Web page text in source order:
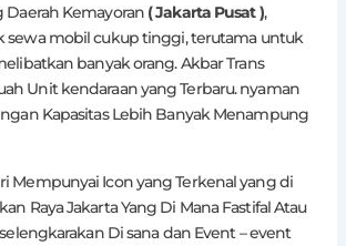
Daerah Kemayoran ( Jakarta Pusat ),
sewa mobil cukup tinggi, terutama untuk
banyak orang. Akbar Trans
Unit kendaraan yang Terbaru. nyaman
Kapasitas Lebih Banyak Menampung
Mempunyai Icon yang Terkenal yang di
Raya Jakarta Yang Di Mana Fastifal Atau
Di sana dan Event – event